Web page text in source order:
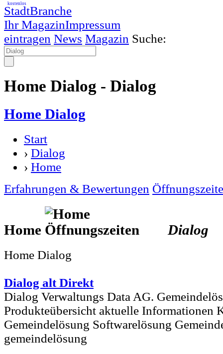
StadtBranche
Ihr MagazinImpressum
kostenlos
eintragen News Magazin Suche:
Home Dialog - Dialog
Home Dialog
Start
› Dialog
› Home
Erfahrungen & Bewertungen
Home Dialog
Home Dialog
Dialog alt Direkt
Dialog Verwaltungs Data AG.
Produkteübersicht aktuelle Informationen
Gemeindelösung Softwarelösung
gemeindelösung